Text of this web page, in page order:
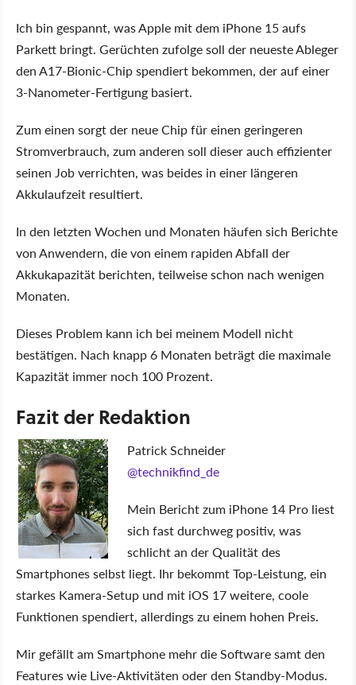
Ich bin gespannt, was Apple mit dem iPhone 15 aufs
Parkett bringt. Gerüchten zufolge soll der neueste Ableger
den A17-Bionic-Chip spendiert bekommen, der auf einer
3-Nanometer-Fertigung basiert.
Zum einen sorgt der neue Chip für einen geringeren
Stromverbrauch, zum anderen soll dieser auch effizienter
seinen Job verrichten, was beides in einer längeren
Akkulaufzeit resultiert.
In den letzten Wochen und Monaten häufen sich Berichte
von Anwendern, die von einem rapiden Abfall der
Akkukapazität berichten, teilweise schon nach wenigen
Monaten.
Dieses Problem kann ich bei meinem Modell nicht
bestätigen. Nach knapp 6 Monaten beträgt die maximale
Kapazität immer noch 100 Prozent.
Fazit der Redaktion
Patrick Schneider
@technikfind_de
Mein Bericht zum iPhone 14 Pro liest
sich fast durchweg positiv, was
schlicht an der Qualität des
Smartphones selbst liegt. Ihr bekommt Top-Leistung, ein
starkes Kamera-Setup und mit iOS 17 weitere, coole
Funktionen spendiert, allerdings zu einem hohen Preis.
Mir gefällt am Smartphone mehr die Software samt den
Features wie Live-Aktivitäten oder den Standby-Modus.